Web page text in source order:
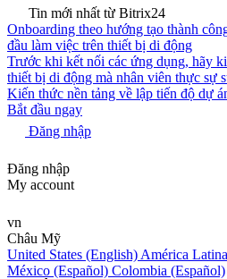
Tin mới nhất từ Bitrix24
Onboarding theo hướng tạo thành
đầu làm việc trên thiết bị di động
Trước khi kết nối các ứng dụng, hãy
thiết bị di động mà nhân viên thực sự
Kiến thức nền tảng về lập tiến độ dự
Bắt đầu ngay
Đăng nhập
Đăng nhập
My account
vn
Châu Mỹ
United States (English) América
México (Español) Colombia (Español)